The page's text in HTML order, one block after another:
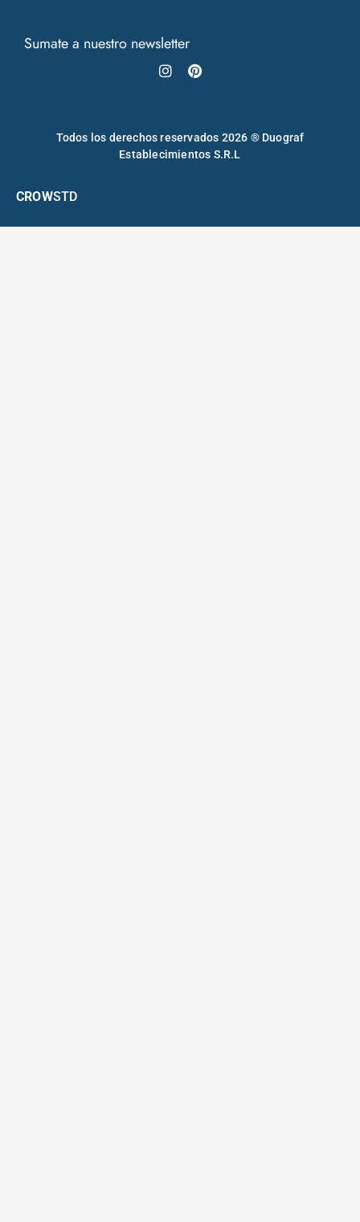
Sumate a nuestro newsletter
Instagram
Pinterest
Todos los derechos reservados 2026 ® Duograf
Establecimientos S.R.L
CROWSTD